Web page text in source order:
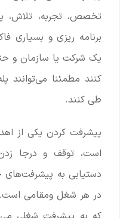
تخصص، تجربه، تلاش،
برنامه ریزی و بسیاری
یک شرکت یا سازمان و
کنند مطمئنا می‌توانند
طی کنند.
پیشرفت کردن یکی از
است، توقف و درجا
دستیابی به پیشرفت‌های
در هر شغل ومقامی است.